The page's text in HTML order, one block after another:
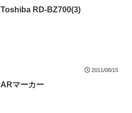
Toshiba RD-BZ700(3)
2011/08/15
ARマーカー